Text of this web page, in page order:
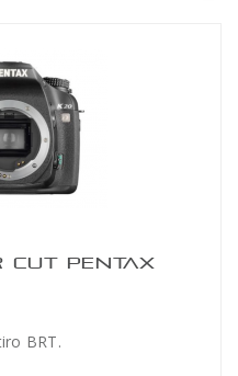
CUT PENTAX
BRT.